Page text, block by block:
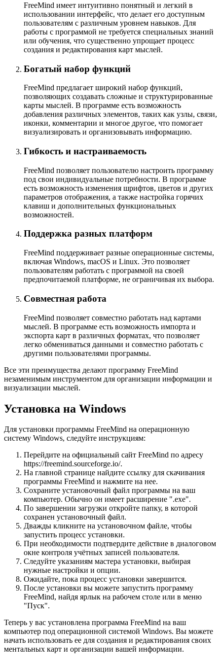
FreeMind имеет интуитивно понятный и легкий в
использовании интерфейс, что делает его доступным
пользователям с различным уровнем навыков. Для
работы с программой не требуется специальных знаний
или обучения, что существенно упрощает процесс
создания и редактирования карт мыслей.
Богатый набор функций
FreeMind предлагает широкий набор функций,
позволяющих создавать сложные и структурированные
карты мыслей. В программе есть возможность
добавления различных элементов, таких как узлы, связи,
иконки, комментарии и многое другое, что помогает
визуализировать и организовывать информацию.
Гибкость и настраиваемость
FreeMind позволяет пользователю настроить программу
под свои индивидуальные потребности. В программе
есть возможность изменения шрифтов, цветов и других
параметров отображения, а также настройка горячих
клавиш и дополнительных функциональных
возможностей.
Поддержка разных платформ
FreeMind поддерживает разные операционные системы,
включая Windows, macOS и Linux. Это позволяет
пользователям работать с программой на своей
предпочитаемой платформе, не ограничивая их выбора.
Совместная работа
FreeMind позволяет совместно работать над картами
мыслей. В программе есть возможность импорта и
экспорта карт в различных форматах, что позволяет
легко обмениваться данными и совместно работать с
другими пользователями программы.
Все эти преимущества делают программу FreeMind
незаменимым инструментом для организации информации и
визуализации мыслей.
Установка на Windows
Для установки программы FreeMind на операционную
систему Windows, следуйте инструкциям:
Перейдите на официальный сайт FreeMind по адресу
https://freemind.sourceforge.io/.
На главной странице найдите ссылку для скачивания
программы FreeMind и нажмите на нее.
Сохраните установочный файл программы на ваш
компьютер. Обычно он имеет расширение ".exe".
По завершении загрузки откройте папку, в которой
сохранен установочный файл.
Дважды кликните на установочном файле, чтобы
запустить процесс установки.
При необходимости подтвердите действие в диалоговом
окне контроля учётных записей пользователя.
Следуйте указаниям мастера установки, выбирая
нужные настройки и опции.
Ожидайте, пока процесс установки завершится.
После установки вы можете запустить программу
FreeMind, найдя ярлык на рабочем столе или в меню
"Пуск".
Теперь у вас установлена программа FreeMind на ваш
компьютер под операционной системой Windows. Вы можете
начать использовать ее для создания и редактирования своих
ментальных карт и организации вашей информации.